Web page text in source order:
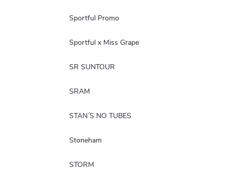
Sportful Promo
Sportful x Miss Grape
SR SUNTOUR
SRAM
STAN´S NO TUBES
Stoneham
STORM